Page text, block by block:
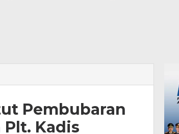
Pembubaran
Plt. Kadis